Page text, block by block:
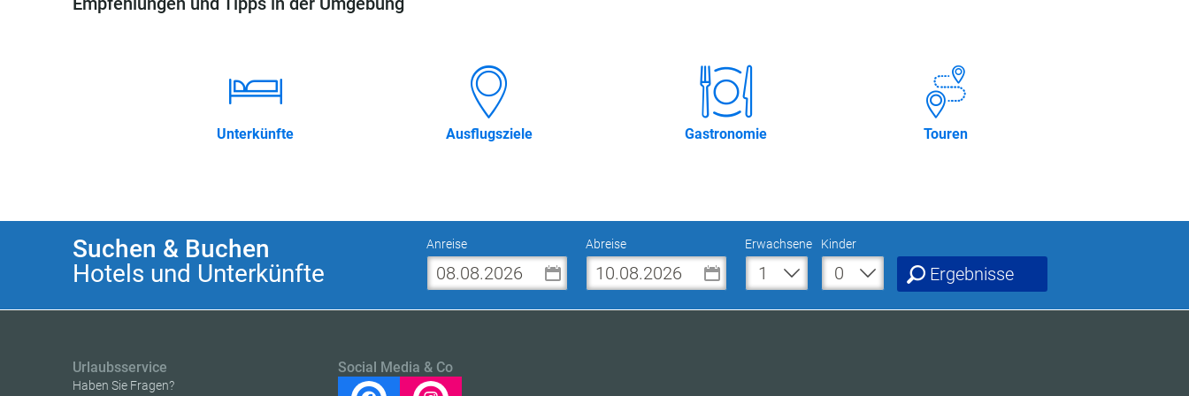
Unterkünfte Ausflugsziele Gastronomie Touren
Suchen & Buchen
Hotels und Unterkünfte
Anreise Abreise Erwachsene Kinder
Ergebnisse
Urlaubsservice
Haben Sie Fragen?
Social Media & Co